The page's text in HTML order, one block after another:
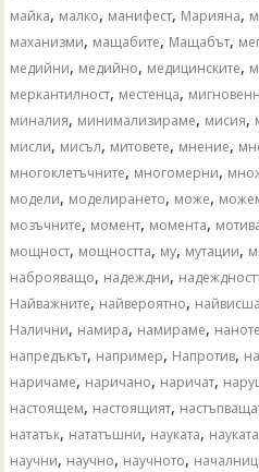
майка, малко, манифест, Марияна,
маханизми, мащабите, Мащабът,
медийни, медийно, медицинските,
меркантилност, местенца,
миналия, минимализираме, мисия,
мисли, мисъл, митовете, мнение,
многоклетъчните, многомерни,
модели, моделирането, може,
мозъчните, момент, момента,
мощност, мощността, му, мутации,
наброяващо, надеждни,
Найважните, найвероятно, найвисша
Налични, намира, намираме,
напредъкът, например, Напротив,
наричаме, наричано, наричат,
настоящем, настоящият,
нататък, нататъшни, науката,
научни, научно, научното,